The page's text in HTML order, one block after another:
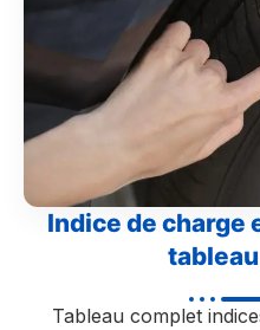
Indice de charge
Tableau complet